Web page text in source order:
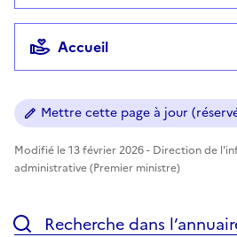
Accueil
Mettre cette page à jour
Modifié le 13 février 2026 - Direction de
administrative (Premier ministre)
Recherche dans